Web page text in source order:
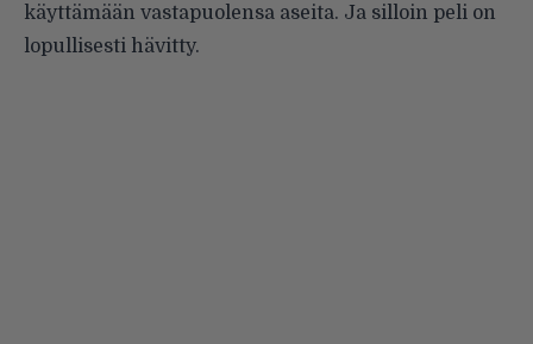
käyttämään vastapuolensa aseita. Ja silloin peli on
lopullisesti hävitty.